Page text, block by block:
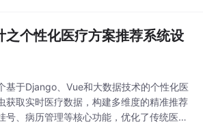
之个性化医疗方案推荐系统设
基于Django、Vue和大数据技术的个性化医
获取实时医疗数据，构建多维度的精准推荐
号、病历管理等核心功能，优化了传统医疗